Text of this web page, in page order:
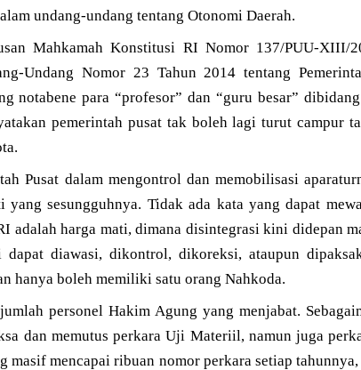
undang-undang tentang Otonomi Daerah.
Mahkamah Konstitusi RI Nomor 137/PUU-XIII/
Undang Nomor 23 Tahun 2014 tentang
notabene para “profesor” dan “guru besar”
pemerintah pusat tak boleh lagi turut campur
Pusat dalam mengontrol dan memobilisasi
yang sesungguhnya. Tidak ada kata yang dapat
adalah harga mati, dimana disintegrasi kini didepan
diawasi, dikontrol, dikoreksi, ataupun
hanya boleh memiliki satu orang Nahkoda.
personel Hakim Agung yang menjabat.
dan memutus perkara Uji Materiil, namun juga
masif mencapai ribuan nomor perkara setiap